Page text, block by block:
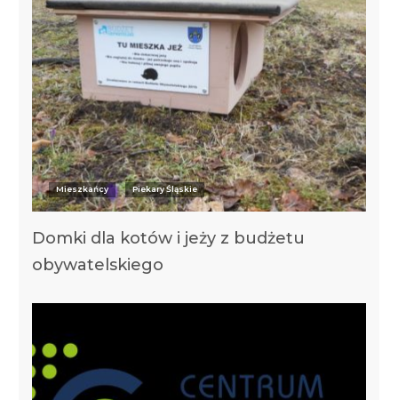
Mieszkańcy Piekary Śląskie
Domki dla kotów i jeży z budżetu
obywatelskiego